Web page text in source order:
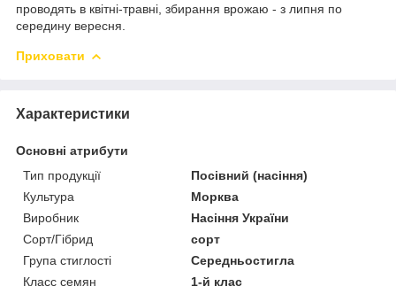
проводять в квітні-травні, збирання врожаю - з липня по
середину вересня.
Приховати
Характеристики
Основні атрибути
Тип продукції
Посівний (насіння)
Культура
Морква
Виробник
Насіння України
Сорт/Гібрид
сорт
Група стиглості
Середньостигла
Класс семян
1-й клас